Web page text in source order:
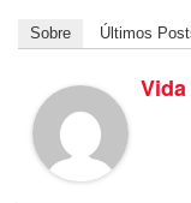
Sobre Últimos